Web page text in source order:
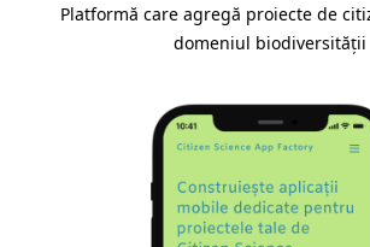
Platformă care agregă proiecte de
domeniul biodiversității